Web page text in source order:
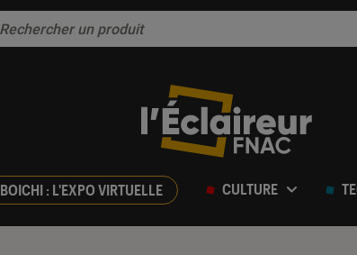
BOICHI : L'EXPO VIRTUELLE CULTURE